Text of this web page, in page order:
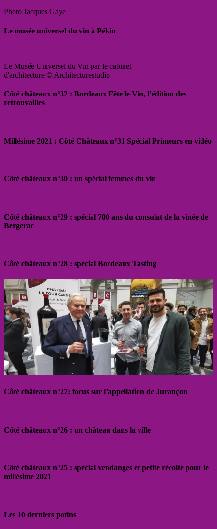
Photo Jacques Gaye
Le musée universel du vin à Pékin
Le Musée Universel du Vin par le cabinet
d'architecture © Architecturestudio
Côté châteaux n°32 : Bordeaux Fête le Vin, l’édition des
retrouvailles
Millésime 2021 : Côté Châteaux n°31 Spécial Primeurs en vidéo
Côté châteaux n°30 : un spécial femmes du vin
Côté châteaux n°29 : spécial 700 ans du consulat de la vinée de
Bergerac
Côté châteaux n°28 : spécial Bordeaux Tasting
Côté châteaux n°27: focus sur l’appellation de Jurançon
Côté châteaux n°26 : un château dans la ville
Côté châteaux n°25 : spécial vendanges et petite récolte pour le
millésime 2021
Les 10 derniers potins